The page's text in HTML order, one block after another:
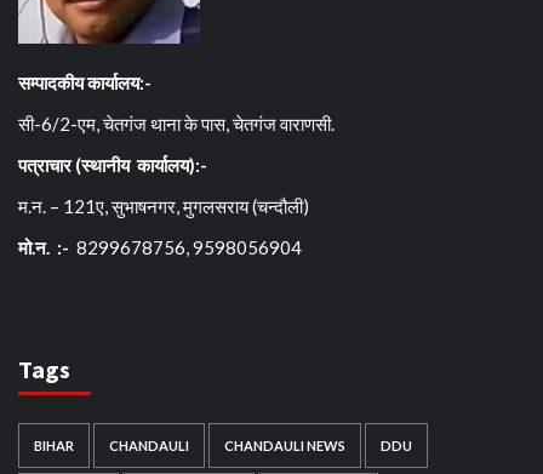
सम्पादकीय कार्यालय:-
सी-6/2-एम, चेतगंज थाना के पास, चेतगंज वाराणसी.
पत्राचार (स्थानीय कार्यालय):-
म.न. – 121ए, सुभाषनगर, मुगलसराय (चन्दौली)
मो.न. :- 8299678756, 9598056904
Tags
BIHAR CHANDAULI CHANDAULI NEWS DDU